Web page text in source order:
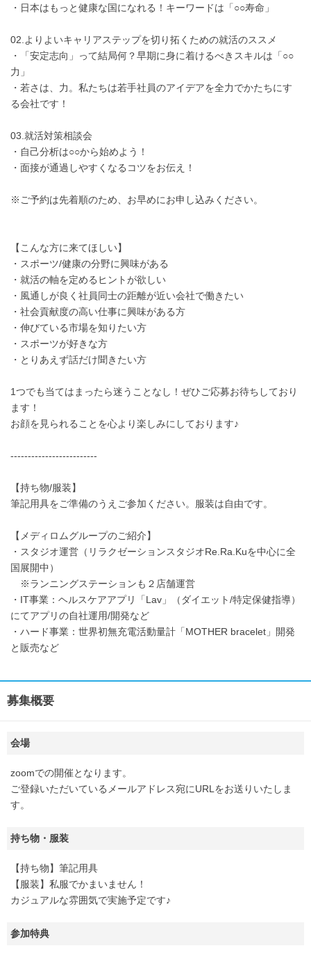
・日本はもっと健康な国になれる！キーワードは「○○寿命」
02.よりよいキャリアステップを切り拓くための就活のススメ
・「安定志向」って結局何？早期に身に着けるべきスキルは「○○
力」
・若さは、力。私たちは若手社員のアイデアを全力でかたちにす
る会社です！
03.就活対策相談会
・自己分析は○○から始めよう！
・面接が通過しやすくなるコツをお伝え！
※ご予約は先着順のため、お早めにお申し込みください。
【こんな方に来てほしい】
・スポーツ/健康の分野に興味がある
・就活の軸を定めるヒントが欲しい
・風通しが良く社員同士の距離が近い会社で働きたい
・社会貢献度の高い仕事に興味がある方
・伸びている市場を知りたい方
・スポーツが好きな方
・とりあえず話だけ聞きたい方
1つでも当てはまったら迷うことなし！ぜひご応募お待ちしており
ます！
お顔を見られることを心より楽しみにしております♪
-------------------------
【持ち物/服装】
筆記用具をご準備のうえご参加ください。服装は自由です。
【メディロムグループのご紹介】
・スタジオ運営（リラクゼーションスタジオRe.Ra.Kuを中心に全
国展開中）
※ランニングステーションも２店舗運営
・IT事業：ヘルスケアアプリ「Lav」（ダイエット/特定保健指導）
にてアプリの自社運用/開発など
・ハード事業：世界初無充電活動量計「MOTHER bracelet」開発
と販売など
募集概要
会場
zoomでの開催となります。
ご登録いただいているメールアドレス宛にURLをお送りいたしま
す。
持ち物・服装
【持ち物】筆記用具
【服装】私服でかまいません！
カジュアルな雰囲気で実施予定です♪
参加特典